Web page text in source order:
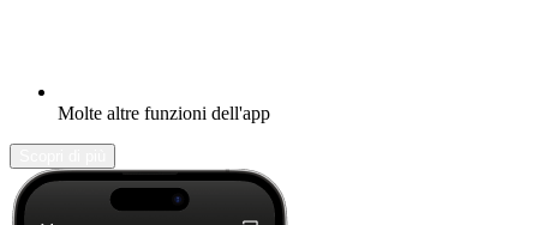
Molte altre funzioni dell'app